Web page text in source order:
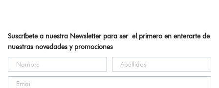
Suscríbete a nuestra Newsletter para ser el primero en enterarte de
nuestras novedades y promociones